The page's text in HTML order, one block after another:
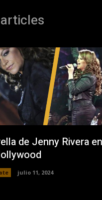
de Jenny Rivera en
julio 11, 2024